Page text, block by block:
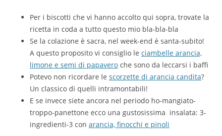
Per i biscotti che vi hanno accolto qui sopra, trovate la
ricetta in coda a tutto questo mio bla-bla-bla
Se la colazione è sacra, nel week-end è santa-subito!
A questo proposito vi consiglio le ciambelle arancia,
limone e semi di papavero che sono da leccarsi i baffi
Potevo non ricordare le scorzette di arancia candita?
Un classico di quelli intramontabili!
E se invece siete ancora nel periodo ho-mangiato-
troppo-panettone ecco una gustosissima insalata: 3-
ingredienti-3 con arancia, finocchi e pinoli